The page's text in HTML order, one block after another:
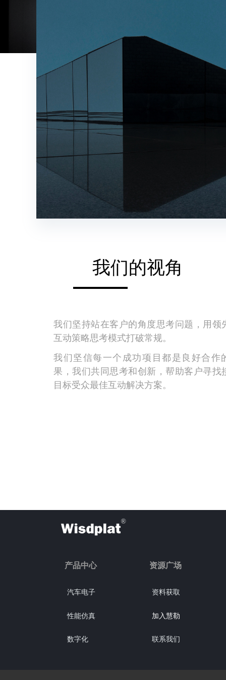
我们的视角
我们坚持站在客户的角度思考问题，用领
互动策略思考模式打破常规。
我们坚信每一个成功项目都是良好合作
果，我们共同思考和创新，帮助客户寻找
目标受众最佳互动解决方案。
产品中心
汽车电子
性能仿真
数字化
资料获取
加入慧勒
联系我们
资源广场